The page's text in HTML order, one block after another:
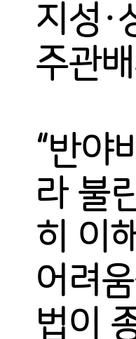
지성·
주관
“반야
라 불
히 이
어려
법이